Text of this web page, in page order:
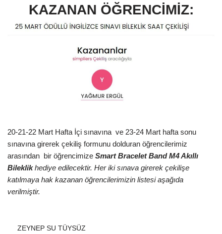
KAZANAN ÖĞRENCİMİZ:
20-21-22 Mart Hafta İçi sınavına ve 23-24 Mart hafta sonu
sınavına girerek çekiliş formunu dolduran öğrencilerimiz
arasından bir öğrencimize Smart Bracelet Band M4 Akıllı
Bileklikhediye edilecektir. Her iki sınava girerek çekilişe
katılmaya hak kazanan öğrencilerimizin listesi aşağıda
verilmiştir.
ZEYNEP SU TÜYSÜZ